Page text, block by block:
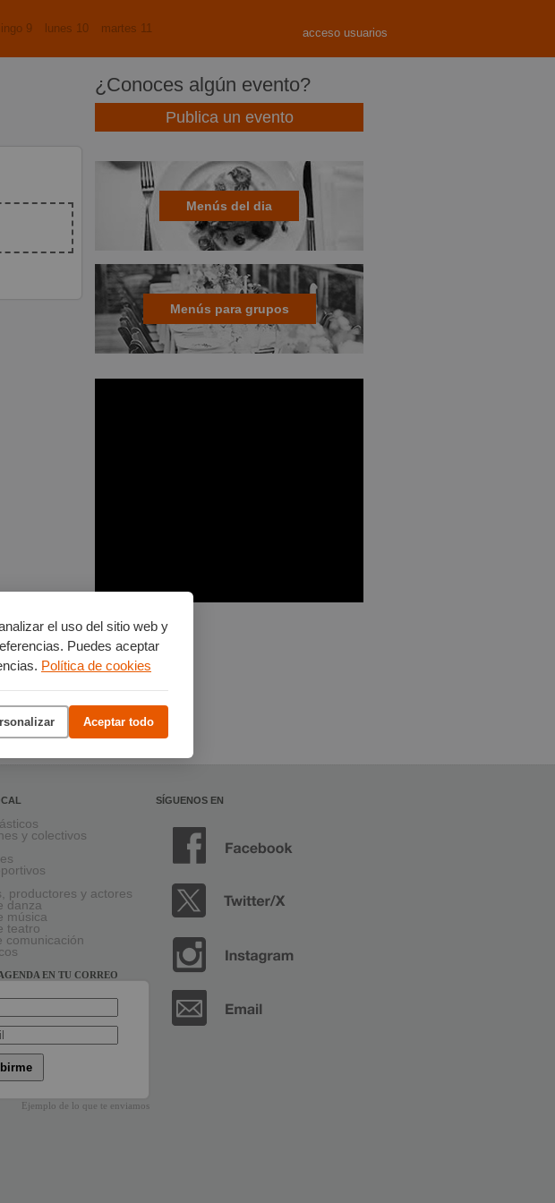
el uso del sitio web y
Puedes aceptar
Política de cookies
Aceptar todo
acceso usuarios
9 lunes 10 martes 11
¿Conoces algún evento?
Publica un evento
Menús del dia
Menús para grupos
y colectivos
productores y actores
danza
música
teatro
comunicación
EN TU CORREO
Ejemplo de lo que te enviamos
SÍGUENOS EN